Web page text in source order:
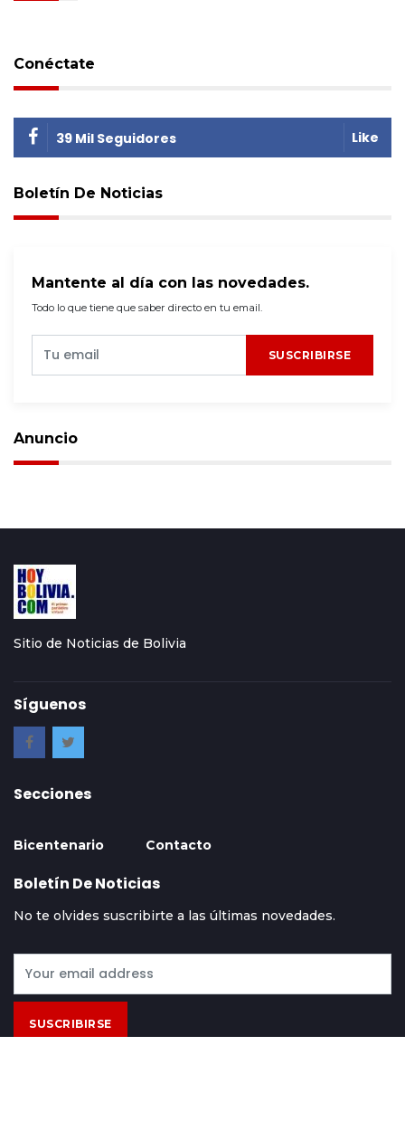
Conéctate
39 Mil Seguidores Like
Boletín De Noticias
Mantente al día con las novedades.
Todo lo que tiene que saber directo en tu email.
SUSCRIBIRSE
Anuncio
Sitio de Noticias de Bolivia
Síguenos
Secciones
Bicentenario Contacto
Boletín De Noticias
No te olvides suscribirte a las últimas novedades.
SUSCRIBIRSE